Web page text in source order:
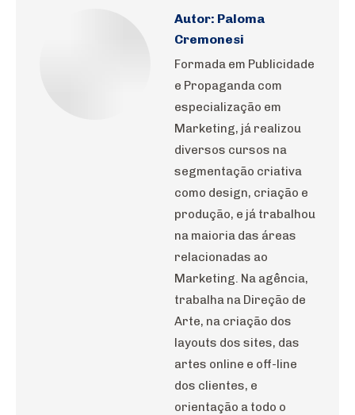
Autor: Paloma
Cremonesi
Formada em Publicidade
e Propaganda com
especialização em
Marketing, já realizou
diversos cursos na
segmentação criativa
como design, criação e
produção, e já trabalhou
na maioria das áreas
relacionadas ao
Marketing. Na agência,
trabalha na Direção de
Arte, na criação dos
layouts dos sites, das
artes online e off-line
dos clientes, e
orientação a todo o